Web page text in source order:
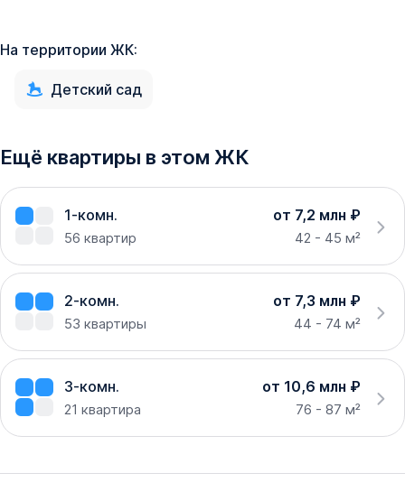
На территории ЖК:
Детский сад
Ещё квартиры в этом ЖК
1-комн. от 7,2 млн ₽
56 квартир 42 - 45 м²
2-комн. от 7,3 млн ₽
53 квартиры 44 - 74 м²
3-комн. от 10,6 млн ₽
21 квартира 76 - 87 м²